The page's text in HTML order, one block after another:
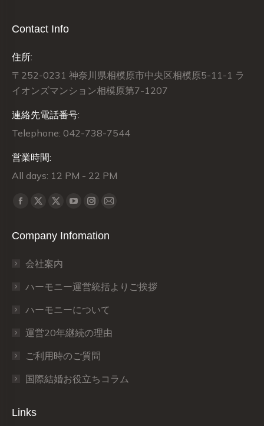
Contact Info
住所:
〒252-0231 神奈川県相模原市中央区相模原5-11-1 ラ
イオンズマンション相模原第7-1207
連絡先電話番号:
Telephone: 042-738-7544
営業時間:
All days: 12 PM - 22 PM
Find us on:
Facebook
opens
new
window
X
opens
new
window
X
opens
new
window
YouTube
opens
window
Instagram
opens
window
Mail
opens
window
Company Infomation
会社案内
ハーモニー運営統括よりご挨拶
ハーモニーについて
運営20年継続の理由
ご利用時のご質問
国際結婚お役立ちコラム
Links